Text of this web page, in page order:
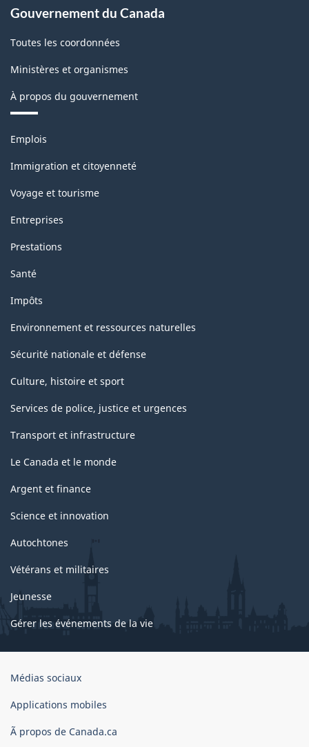
-
PDF,
75.70
Gouvernement du Canada
Toutes les coordonnées
Ministères et organismes
À propos du gouvernement
Thèmes
sujets
Emplois
Immigration et citoyenneté
Voyage et tourisme
Entreprises
Prestations
Santé
Impôts
Environnement et ressources naturelles
Sécurité nationale et défense
Culture, histoire et sport
Services de police, justice et urgences
Transport et infrastructure
Le Canada et le monde
Argent et finance
Science et innovation
Autochtones
Vétérans et militaires
Jeunesse
Gérer les événements de la vie
Organisation
gouvernement
Canada
Médias sociaux
Applications mobiles
Ã propos de Canada.ca